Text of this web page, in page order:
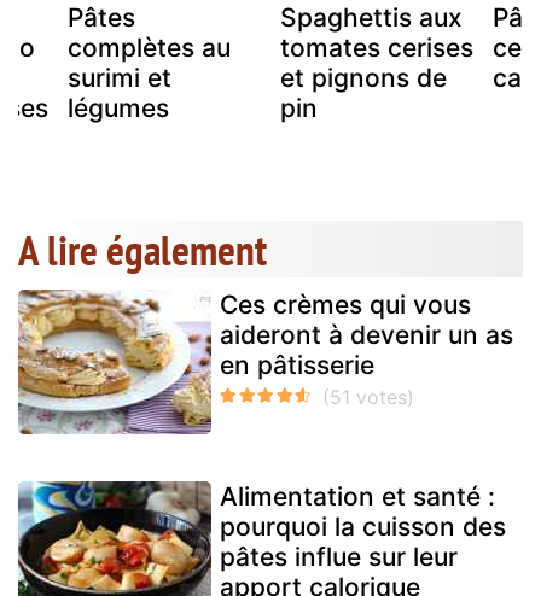
Pâtes
complètes au
surimi et
légumes
Spaghettis aux
tomates cerises
et pignons de
pin
A lire également
Ces crèmes qui vous
aideront à devenir un as
en pâtisserie
Alimentation et santé :
pourquoi la cuisson des
pâtes influe sur leur
apport calorique